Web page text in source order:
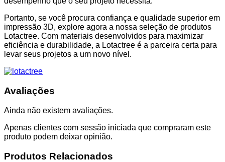
Portanto, se você procura confiança e qualidade superior em
impressão 3D, explore agora a nossa seleção de produtos
Lotactree. Com materiais desenvolvidos para maximizar
eficiência e durabilidade, a Lotactree é a parceira certa para
levar seus projetos a um novo nível.
Avaliações
Ainda não existem avaliações.
Apenas clientes com sessão iniciada que compraram este
produto podem deixar opinião.
Produtos Relacionados